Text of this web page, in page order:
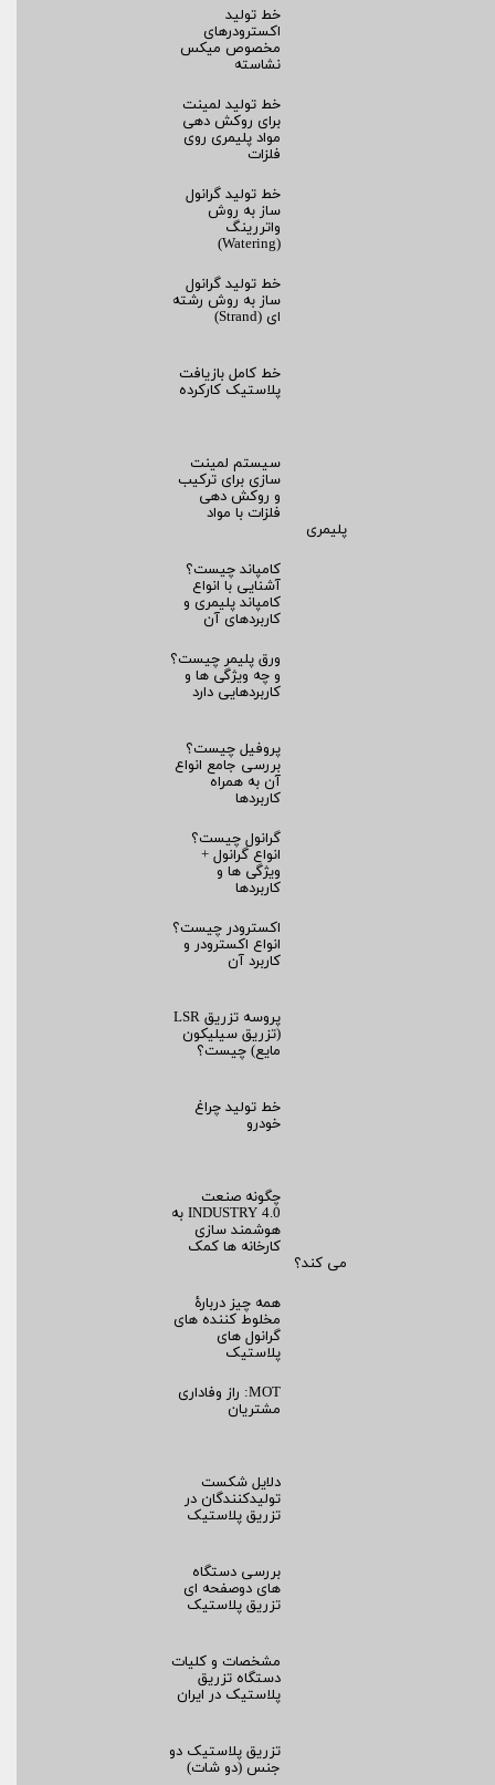
خط تولید
اکسترودرهای
مخصوص میکس
نشاسته
خط تولید لمینت
برای روکش‌ دهی
مواد پلیمری روی
فلزات
خط تولید گرانول
ساز به روش
واتررینگ
(Watering)
خط تولید گرانول
ساز به روش رشته‌
ای (Strand)
خط کامل بازیافت
پلاستیک کارکرده
سیستم لمینت‌
سازی برای ترکیب
و روکش‌ دهی
فلزات با مواد
پلیمری
کامپاند چیست؟
آشنایی با انواع
کامپاند پلیمری و
کاربردهای آن
ورق پلیمر چیست؟
و چه ویژگی ها و
کاربردهایی دارد
پروفیل چیست؟
بررسی جامع انواع
آن به همراه
کاربردها
گرانول چیست؟
انواع گرانول +
ویژگی ها و
کاربردها
اکسترودر چیست؟
انواع اکسترودر و
کاربرد آن
پروسه تزریق LSR
(تزریق سیلیکون
مایع) چیست؟
خط تولید چراغ
خودرو
چگونه صنعت
INDUSTRY 4.0 به
هوشمند سازی
کارخانه ها کمک
می کند؟
همه چیز دربارۀ
مخلوط کننده های
گرانول های
پلاستیک
MOT: راز وفاداری
مشتریان
دلایل شکست
تولیدکنندگان در
تزریق پلاستیک
بررسی دستگاه
های دوصفحه ای
تزریق پلاستیک
مشخصات و کلیات
دستگاه تزریق
پلاستیک در ایران
تزریق پلاستیک دو
جنس (دو شات)